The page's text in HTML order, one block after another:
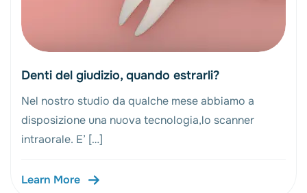
Denti del giudizio, quando estrarli?
Nel nostro studio da qualche mese abbiamo a
disposizione una nuova tecnologia,lo scanner
intraorale. E’ […]
Learn More